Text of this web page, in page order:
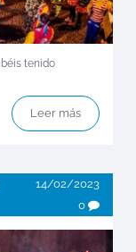
tenido
Leer más
14/02/2023
0